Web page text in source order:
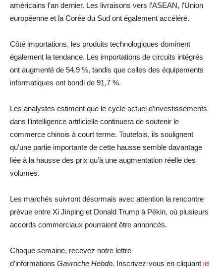
américains l’an dernier. Les livraisons vers l’ASEAN, l’Union
européenne et la Corée du Sud ont également accéléré.
Côté importations, les produits technologiques dominent
également la tendance. Les importations de circuits intégrés
ont augmenté de 54,9 %, tandis que celles des équipements
informatiques ont bondi de 91,7 %.
Les analystes estiment que le cycle actuel d’investissements
dans l’intelligence artificielle continuera de soutenir le
commerce chinois à court terme. Toutefois, ils soulignent
qu’une partie importante de cette hausse semble davantage
liée à la hausse des prix qu’à une augmentation réelle des
volumes.
Les marchés suivront désormais avec attention la rencontre
prévue entre Xi Jinping et Donald Trump à Pékin, où plusieurs
accords commerciaux pourraient être annoncés.
Chaque semaine, recevez notre lettre
d’informations Gavroche Hebdo. Inscrivez-vous en cliquant ici